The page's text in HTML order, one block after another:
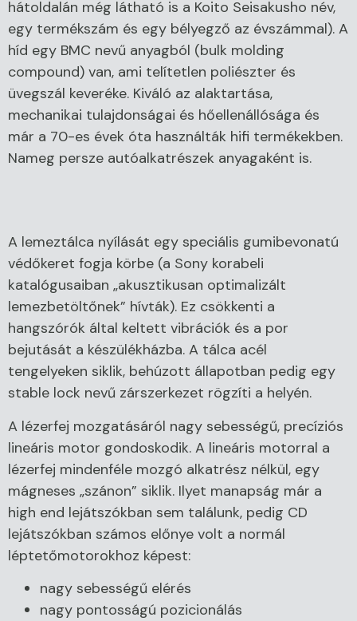
hátoldalán még látható is a Koito Seisakusho név,
egy termékszám és egy bélyegző az évszámmal). A
híd egy BMC nevű anyagból (bulk molding
compound) van, ami telítetlen poliészter és
üvegszál keveréke. Kiváló az alaktartása,
mechanikai tulajdonságai és hőellenállósága és
már a 70-es évek óta használták hifi termékekben.
Nameg persze autóalkatrészek anyagaként is.
A lemeztálca nyílását egy speciális gumibevonatú
védőkeret fogja körbe (a Sony korabeli
katalógusaiban „akusztikusan optimalizált
lemezbetöltőnek” hívták). Ez csökkenti a
hangszórók által keltett vibrációk és a por
bejutását a készülékházba. A tálca acél
tengelyeken siklik, behúzott állapotban pedig egy
stable lock nevű zárszerkezet rögzíti a helyén.
A lézerfej mozgatásáról nagy sebességű, precíziós
lineáris motor gondoskodik. A lineáris motorral a
lézerfej mindenféle mozgó alkatrész nélkül, egy
mágneses „szánon” siklik. Ilyet manapság már a
high end lejátszókban sem találunk, pedig CD
lejátszókban számos előnye volt a normál
léptetőmotorokhoz képest:
nagy sebességű elérés
nagy pontosságú pozicionálás